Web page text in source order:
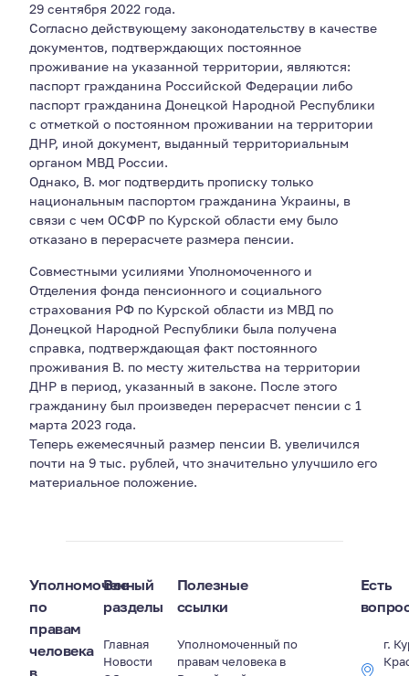
29 сентября 2022 года.
Согласно действующему законодательству в качестве
документов, подтверждающих постоянное
проживание на указанной территории, являются:
паспорт гражданина Российской Федерации либо
паспорт гражданина Донецкой Народной Республики
с отметкой о постоянном проживании на территории
ДНР, иной документ, выданный территориальным
органом МВД России.
Однако, В. мог подтвердить прописку только
национальным паспортом гражданина Украины, в
связи с чем ОСФР по Курской области ему было
отказано в перерасчете размера пенсии.
Совместными усилиями Уполномоченного и
Отделения фонда пенсионного и социального
страхования РФ по Курской области из МВД по
Донецкой Народной Республики была получена
справка, подтверждающая факт постоянного
проживания В. по месту жительства на территории
ДНР в период, указанный в законе. После этого
гражданину был произведен перерасчет пенсии с 1
марта 2023 года.
Теперь ежемесячный размер пенсии В. увеличился
почти на 9 тыс. рублей, что значительно улучшило его
материальное положение.
Уполномоченный
по
правам
человека
в
Все
разделы
Главная
Новости
Полезные
ссылки
Уполномоченный по
правам человека в
Есть
г.